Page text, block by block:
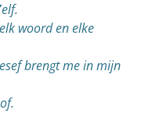
woord en elke
brengt me in mijn